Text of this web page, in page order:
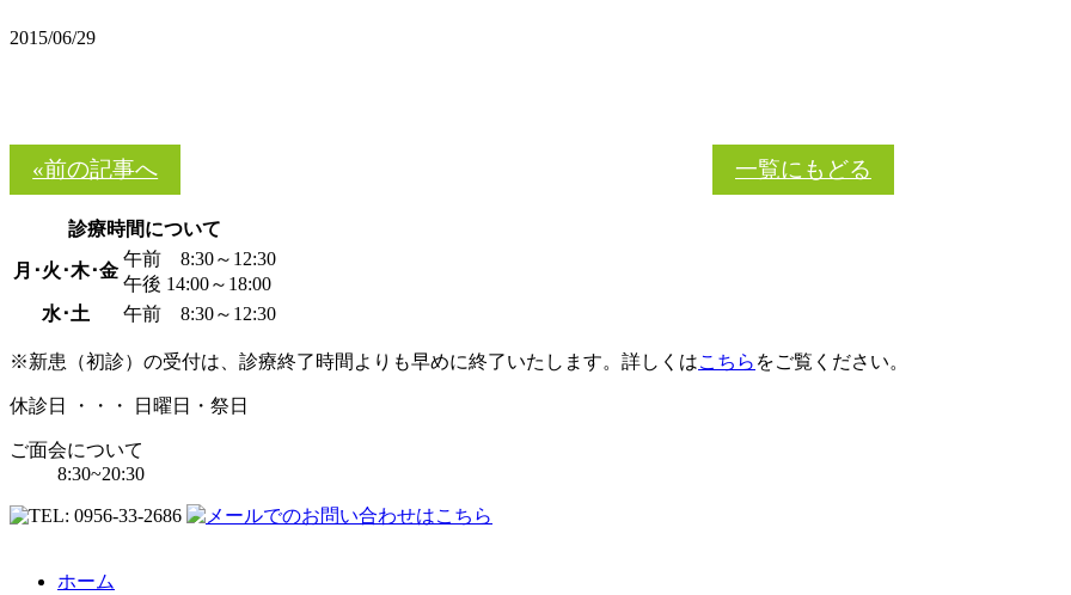
2015/06/29
«前の記事へ 一覧にもどる
診療時間について
月･火･木･金
午前 8:30～12:30
午後 14:00～18:00
水･土
午前 8:30～12:30
※新患（初診）の受付は、診療終了時間よりも早めに終了いたします。詳しくはこちら をご覧ください。
休診日 ・・・ 日曜日・祭日
ご面会について
8:30~20:30
ホーム